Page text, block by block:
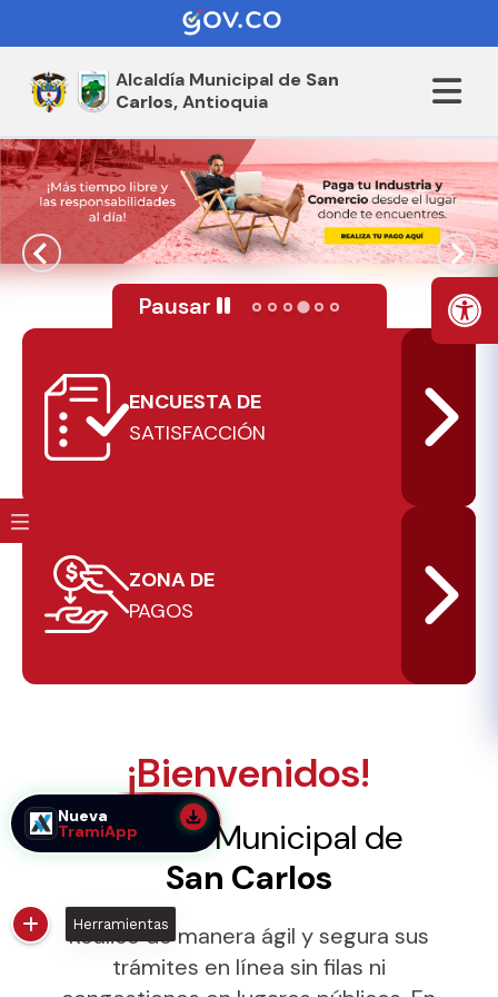
Alcaldía Municipal de San
Carlos,Antioquia
Pausar
ENCUESTA DE
SATISFACCIÓN
ZONA DE
PAGOS
¡Bienvenidos!
Alcaldía Municipal de
San Carlos
Realice de manera ágil y segura sus
trámites en línea sin filas ni
Herramientas
Nueva
TramiApp